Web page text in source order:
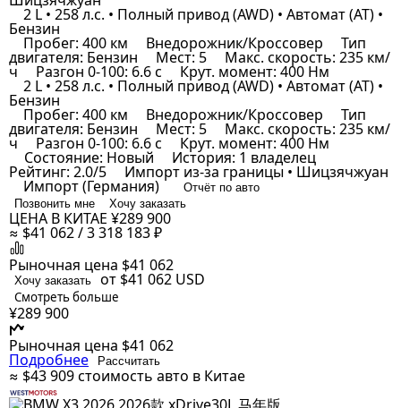
2 L • 258 л.с. • Полный привод (AWD) • Автомат (AT) •
Бензин
Пробег: 400 км Внедорожник/Кроссовер Тип
двигателя: Бензин Мест: 5 Макс. скорость: 235 км/
ч Разгон 0-100: 6.6 с Крут. момент: 400 Нм
2 L • 258 л.с. • Полный привод (AWD) • Автомат (AT) •
Бензин
Пробег: 400 км Внедорожник/Кроссовер Тип
двигателя: Бензин Мест: 5 Макс. скорость: 235 км/
ч Разгон 0-100: 6.6 с Крут. момент: 400 Нм
Состояние: Новый История: 1 владелец
Рейтинг: 2.0/5 Импорт из-за границы • Шицзячжуан
Импорт (Германия)
Отчёт по авто
Позвонить мне
Хочу заказать
ЦЕНА В КИТАЕ ¥289 900
≈ $41 062 / 3 318 183 ₽
Рыночная цена $41 062
Хочу заказать от $41 062 USD
Смотреть больше
¥289 900
Рыночная цена $41 062
Подробнее Рассчитать
≈ $43 909стоимость авто в Китае